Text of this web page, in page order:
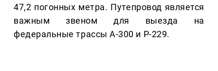
47,2 погонных метра. Путепровод является
важным звеном для выезда на
федеральные трассы А-300 и Р-229.